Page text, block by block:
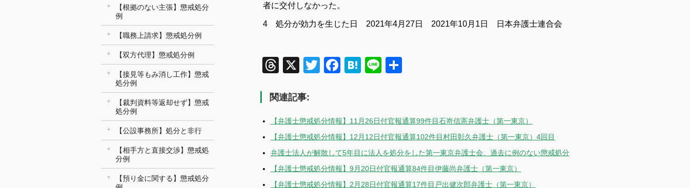
者に交付しなかった。
4 処分が効力を生じた日 2021年4月27日 2021年10月1日 日本弁護士連合会
Threads
X Twitter
Facebook
Hatena
Line
関連記事:
【弁護士懲戒処分情報】11月26日付官報通算99件目石嵜信憲弁護士（第一東京）
【弁護士懲戒処分情報】12月12日付官報通算102件目村田彰久弁護士（第一東京）4回目
弁護士法人が解散して5年目に法人を処分をした第一東京弁護士会、過去に例のない懲戒処分
【弁護士懲戒処分情報】9月20日付官報通算84件目伊藤尚弁護士（第一東京）
【弁護士懲戒処分情報】2月28日付官報通算17件目戸出健次郎弁護士（第一東京）
【根拠のない主張】懲戒処分
例
【職務上請求】懲戒処分例
【双方代理】懲戒処分例
【接見等もみ消し工作】懲戒
処分例
【裁判資料等返却せず】懲戒
処分例
【公設事務所】処分と非行
【相手方と直接交渉】懲戒処
分例
【預り金に関する】懲戒処分